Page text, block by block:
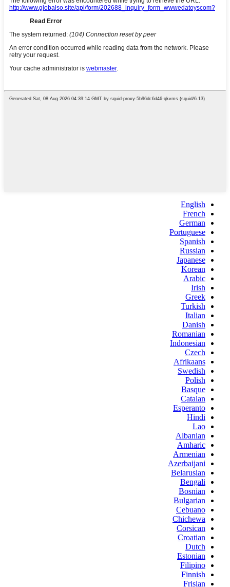
English
French
German
Portuguese
Spanish
Russian
Japanese
Korean
Arabic
Irish
Greek
Turkish
Italian
Danish
Romanian
Indonesian
Czech
Afrikaans
Swedish
Polish
Basque
Catalan
Esperanto
Hindi
Lao
Albanian
Amharic
Armenian
Azerbaijani
Belarusian
Bengali
Bosnian
Bulgarian
Cebuano
Chichewa
Corsican
Croatian
Dutch
Estonian
Filipino
Finnish
Frisian